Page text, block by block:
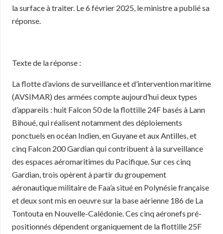
la surface à traiter. Le 6 février 2025, le ministre a publié sa
réponse.
Texte de la réponse :
La flotte d’avions de surveillance et d’intervention maritime
(AVSIMAR) des armées compte aujourd’hui deux types
d’appareils : huit Falcon 50 de la flottille 24F basés à Lann
Bihoué, qui réalisent notamment des déploiements
ponctuels en océan Indien, en Guyane et aux Antilles, et
cinq Falcon 200 Gardian qui contribuent à la surveillance
des espaces aéromaritimes du Pacifique. Sur ces cinq
Gardian, trois opèrent à partir du groupement
aéronautique militaire de Faa’a situé en Polynésie française
et deux sont mis en oeuvre sur la base aérienne 186 de La
Tontouta en Nouvelle-Calédonie. Ces cinq aéronefs pré-
positionnés dépendent organiquement de la flottille 25F